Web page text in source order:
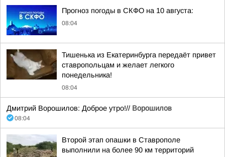
Прогноз погоды в СКФО на 10 августа:
08:04
Тишенька из Екатеринбурга передаёт привет
ставропольцам и желает легкого
понедельника!
08:04
Дмитрий Ворошилов: Доброе утро!// Ворошилов
08:04
Второй этап опашки в Ставрополе
выполнили на более 90 км территорий